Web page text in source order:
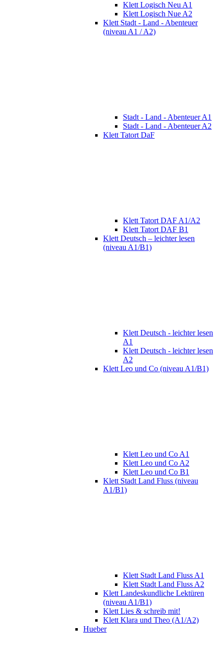
Klett Logisch Neu A1
Klett Logisch Nue A2
Klett Stadt - Land - Abenteuer
(niveau A1 / A2)
Stadt - Land - Abenteuer A1
Stadt - Land - Abenteuer A2
Klett Tatort DaF
Klett Tatort DAF A1/A2
Klett Tatort DAF B1
Klett Deutsch – leichter lesen
(niveau A1/B1)
Klett Deutsch - leichter lesen
A1
Klett Deutsch - leichter lesen
A2
Klett Leo und Co (niveau A1/B1)
Klett Leo und Co A1
Klett Leo und Co A2
Klett Leo und Co B1
Klett Stadt Land Fluss (niveau
A1/B1)
Klett Stadt Land Fluss A1
Klett Stadt Land Fluss A2
Klett Landeskundliche Lektüren
(niveau A1/B1)
Klett Lies & schreib mit!
Klett Klara und Theo (A1/A2)
Hueber